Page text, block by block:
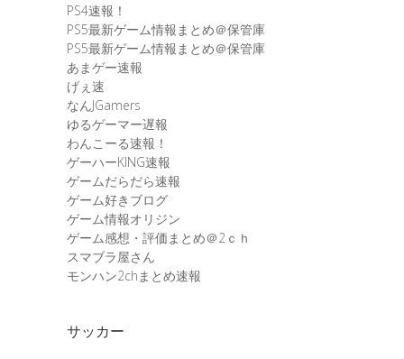
PS4速報！
PS5最新ゲーム情報まとめ＠保管庫
PS5最新ゲーム情報まとめ＠保管庫
あまゲー速報
げぇ速
なんJGamers
ゆるゲーマー遅報
わんこーる速報！
ゲーハーKING速報
ゲームだらだら速報
ゲーム好きブログ
ゲーム情報オリジン
ゲーム感想・評価まとめ＠2ｃｈ
スマブラ屋さん
モンハン2chまとめ速報
サッカー